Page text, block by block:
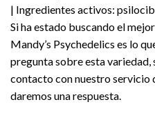
| Ingredientes activos:
Si ha estado buscando el
Mandy’s Psychedelics es lo
pregunta sobre esta variedad,
contacto con nuestro servicio
daremos una respuesta.